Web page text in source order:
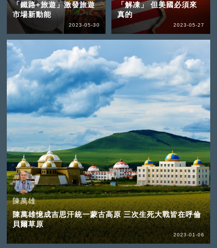
「鐵路+旅遊」激發旅遊
市場新動能
2023-05-30
「解凍」 但美國必須來
真的
2023-05-27
陳萬雄
陳萬雄憶成吉思汗統一蒙古高原 三次生死大戰皆在呼倫
貝爾草原
2023-01-06